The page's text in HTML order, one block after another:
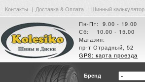
Контакты | Доставка & Оплата | Шинный калькулятор
Пн-Пт: 9.00 - 19.00
Сб: 10.00 - 15.00
Магазин:
пр-т Отрадный, 52
GPS: карта проезда
Бренд